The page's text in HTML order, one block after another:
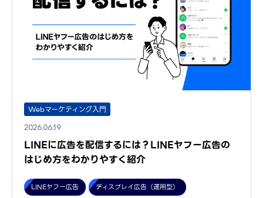
Webマーケティング入門
2026.06.19
LINEに広告を配信するには？LINEヤフー広告の
はじめ方をわかりやすく紹介
LINEヤフー広告 ディスプレイ広告（運用型）